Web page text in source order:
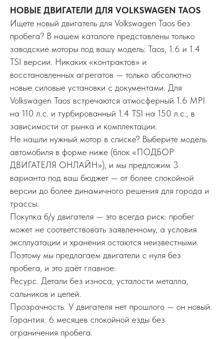
НОВЫЕ ДВИГАТЕЛИ ДЛЯ VOLKSWAGEN TAOS
Ищете новый двигатель для Volkswagen Taos без
пробега? В нашем каталоге представлены только
заводские моторы под вашу модель: Taos, 1.6 и 1.4
TSI версии. Никаких «контрактов» и
восстановленных агрегатов — только абсолютно
новые силовые установки с документами. Для
Volkswagen Taos встречаются атмосферный 1.6 MPI
на 110 л.с. и турбированный 1.4 TSI на 150 л.с., в
зависимости от рынка и комплектации.
Не нашли нужный мотор в списке? Выберите модель
автомобиля в форме ниже (блок «ПОДБОР
ДВИГАТЕЛЯ ОНЛАЙН»), и мы предложим 3
варианта под ваш бюджет — от более спокойной
версии до более динамичного решения для города и
трассы.
Покупка б/у двигателя — это всегда риск: пробег
может не соответствовать заявленному, а условия
эксплуатации и хранения остаются неизвестными.
Поэтому мы предлагаем двигатели с нуля без
пробега, и это даёт главное:
Ресурс. Детали без износа, усталости металла,
сальников и цепей.
Прозрачность. У двигателя нет прошлого — он новый.
Гарантия. 6 месяцев спокойной езды без
ограничения пробега.